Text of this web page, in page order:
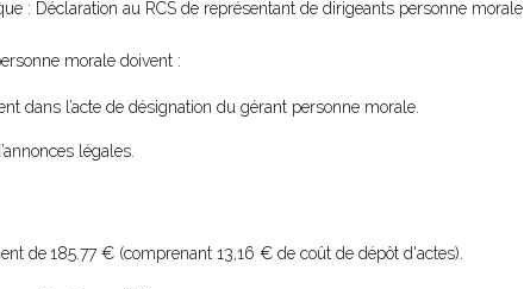
: Déclaration au RCS de représentant de dirigeants personne morale
morale doivent :
dans l’acte de désignation du gérant personne morale.
légales.
de185.77 € (comprenant 13,16 € de coût de dépôt d'actes).